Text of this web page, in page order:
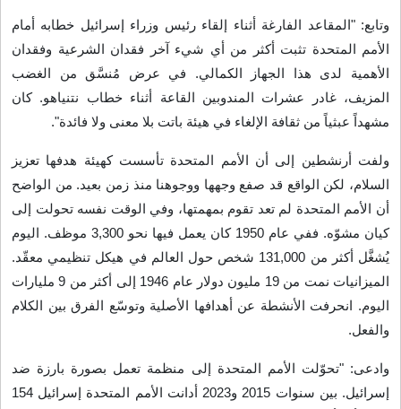
وتابع: "المقاعد الفارغة أثناء إلقاء رئيس وزراء إسرائيل خطابه أمام
الأمم المتحدة تثبت أكثر من أي شيء آخر فقدان الشرعية وفقدان
الأهمية لدى هذا الجهاز الكمالي. في عرض مُنسَّق من الغضب
المزيف، غادر عشرات المندوبين القاعة أثناء خطاب نتنياهو. كان
مشهداً عبثياً من ثقافة الإلغاء في هيئة باتت بلا معنى ولا فائدة".
ولفت أرنشطين إلى أن الأمم المتحدة تأسست كهيئة هدفها تعزيز
السلام، لكن الواقع قد صفع وجهها ووجوهنا منذ زمن بعيد. من الواضح
أن الأمم المتحدة لم تعد تقوم بمهمتها، وفي الوقت نفسه تحولت إلى
كيان مشوّه. ففي عام 1950 كان يعمل فيها نحو 3,300 موظف. اليوم
يُشغَّل أكثر من 131,000 شخص حول العالم في هيكل تنظيمي معقّد.
الميزانيات نمت من 19 مليون دولار عام 1946 إلى أكثر من 9 مليارات
اليوم. انحرفت الأنشطة عن أهدافها الأصلية وتوسّع الفرق بين الكلام
والفعل.
وادعى: "تحوّلت الأمم المتحدة إلى منظمة تعمل بصورة بارزة ضد
إسرائيل. بين سنوات 2015 و2023 أدانت الأمم المتحدة إسرائيل 154